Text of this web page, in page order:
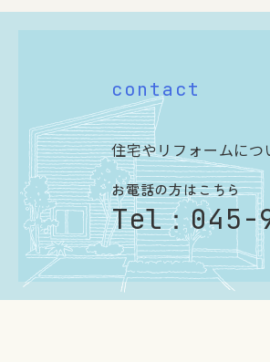
contact
住宅やリフォームに
お電話の方はこちら
Tel：045-